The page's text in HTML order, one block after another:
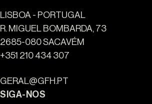
Ouro Valley - Pontos de
LISBOA - PORTUGAL
R. MIGUEL BOMBARDA, 73
2685-080 SACAVÉM
+351 210 434 307
GERAL@GFH.PT
SIGA-NOS